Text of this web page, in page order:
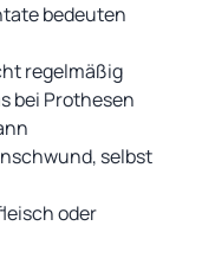
bedeuten
regelmäßig
bei Prothesen
selbst
oder